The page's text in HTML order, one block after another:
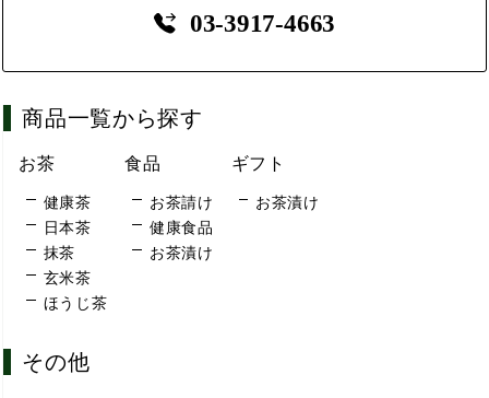
03-3917-4663
商品一覧から探す
お茶
健康茶
日本茶
抹茶
玄米茶
ほうじ茶
食品
お茶請け
健康食品
お茶漬け
ギフト
お茶漬け
その他